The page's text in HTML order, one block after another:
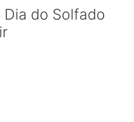
do Solfado